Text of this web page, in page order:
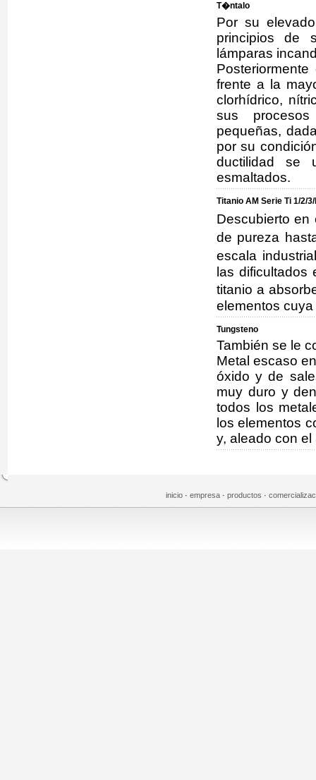
T�ntalo
Por su
principios de
lámparas
frente a la
clorhídrico,
sus
pequeñas,
por su
ductilidad se
esmaltados.
Titanio AM Serie Ti 1/2/
Descubierto
de pureza
escala
las dificultados
titanio a
elementos
Tungsteno
También se le
Metal escaso
óxido y de
muy duro y
todos los
los elementos
y, aleado con
inicio · empresa · productos ·